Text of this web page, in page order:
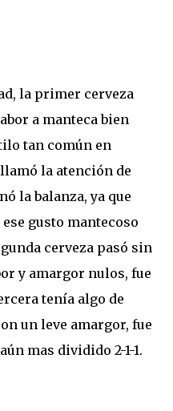
la primer cerveza
a manteca bien
tan común en
la atención de
la balanza, ya que
gusto mantecoso
cerveza pasó sin
y amargor nulos, fue
tenía algo de
un leve amargor, fue
mas dividido 2-1-1.